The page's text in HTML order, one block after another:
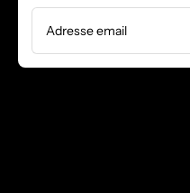
Adresse email